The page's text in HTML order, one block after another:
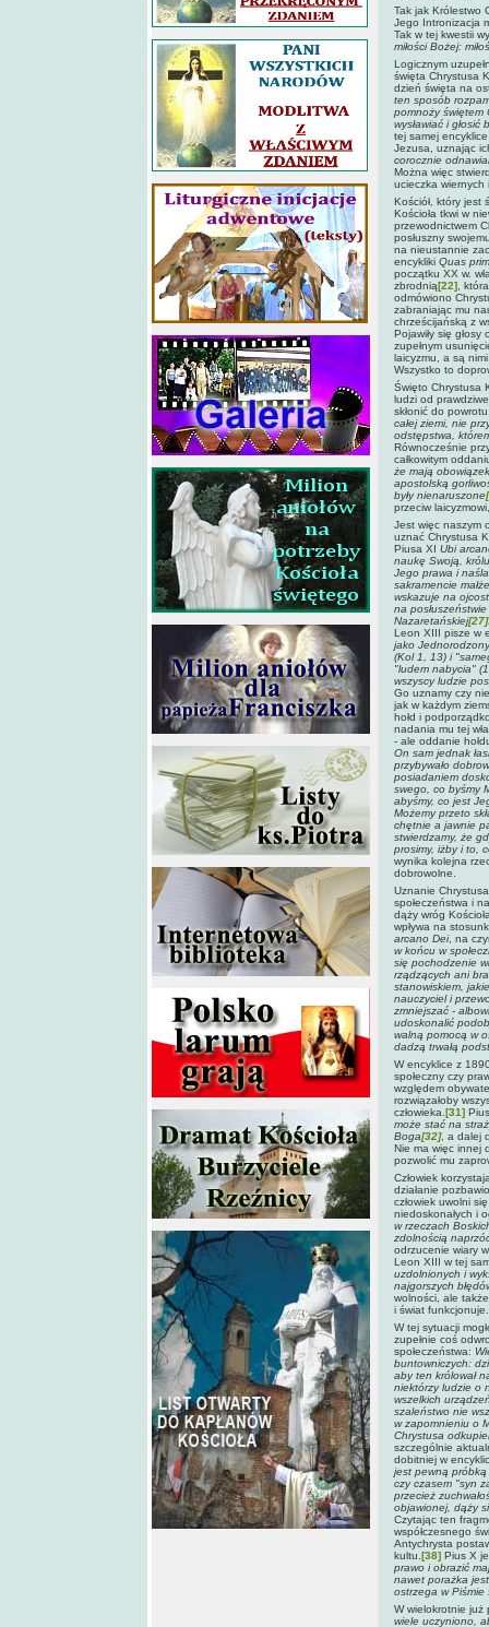
Tak jak Królestwo
Jego Intronizacja
Tak w tej kwestii
miłości Bożej:
Logicznym
święta Chrystusa
dzień święta na
ten sposób
pomnoży świętem
wysławiać i
tej samej
Jezusa, uznając
corocznie
Można więc
ucieczka wiernych
Kościół, który jest
Kościoła tkwi w
przewodnictwem
posłuszny
na nieustannie
encykliki Quas
początku XX w.
zbrodnią[22] ,
odmówiono
zabraniając mu
chrześcijańską z
Pojawiły się
zupełnym
laicyzmu, a są
Wszystko to
Święto Chrystusa
ludzi od
skłonić do
całej ziemi, nie
odstępstwa,
Równocześnie
całkowitym
że mają
apostolską
były nienaruszone
przeciw
Jest więc naszym
uznać Chrystusa
Piusa XI Ubi
naukę Swoją,
Jego prawa i
sakramencie
wskazuje na
na
Nazaretańskiej[27]
Leon XIII pisze w
jako
(Kol 1, 13) i
"ludem nabycia"
wszyscy ludzie
Go uznamy czy
jak w każdym
hołd i
nadania mu tej
- ale oddanie
On sam jednak
przybywało
posiadaniem
swego, co byśmy
abyśmy, co jest
Możemy przeto
chętnie a jawnie
stwierdzamy, że
prosimy, iżby i to,
wynika kolejna
dobrowolne.
Uznanie
społeczeństwa i
dąży wróg
wpływa na
arcano Dei, na
w końcu w
się pochodzenie
rządzących ani
stanowiskiem,
nauczyciel i
zmniejszać -
udoskonalić
walną pomocą w
dadzą trwałą
W encyklice z
społeczny czy
względem
rozwiązałoby
człowieka. [31]
może stać na
Boga[32], a dalej
Nie ma więc innej
pozwolić mu
Człowiek
działanie
człowiek uwolni
niedoskonałych i
w rzeczach
zdolnością
odrzucenie wiary
Leon XIII w tej
uzdolnionych i
najgorszych
wolności, ale
i świat funkcjonuje.
W tej sytuacji
zupełnie coś
społeczeństwa:
buntowniczych:
aby ten królował
niektórzy ludzie o
wszelkich
szaleństwo nie
w zapomnieniu o
Chrystusa
szczególnie
dobitniej w
jest pewną
czy czasem "syn
przecież
objawionej, dąży
Czytając ten
współczesnego
Antychrysta
kultu. [38] Pius X
prawo i obrazić
nawet porażka
ostrzega w Piśmie
W wielokrotnie już
wiele uczyniono,